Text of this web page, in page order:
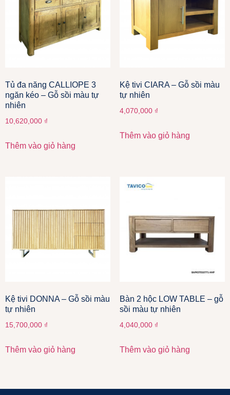
Tủ đa năng CALLIOPE 3
ngăn kéo – Gỗ sồi màu tự
nhiên
10,620,000 ₫
Thêm vào giỏ hàng
Kệ tivi CIARA – Gỗ sồi màu
tự nhiên
4,070,000 ₫
Thêm vào giỏ hàng
Kệ tivi DONNA – Gỗ sồi màu
tự nhiên
15,700,000 ₫
Thêm vào giỏ hàng
Bàn 2 hộc LOW TABLE – gỗ
sồi màu tự nhiên
4,040,000 ₫
Thêm vào giỏ hàng